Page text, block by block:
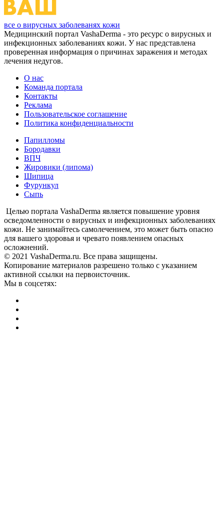
все о вирусных заболеванях кожи
Медицинский портал VashaDerma - это ресурс о вирусных и
инфекционных заболеваниях кожи. У нас представлена
проверенная информация о причинах заражения и методах
лечения недугов.
О нас
Команда портала
Контакты
Реклама
Пользовательское соглашение
Политика конфиденциальности
Папилломы
Бородавки
ВПЧ
Жировики (липома)
Шипица
Фурункул
Сыпь
Целью портала VashaDerma является повышение уровня
осведомленности о вирусных и инфекционных заболеваниях
кожи. Не занимайтесь самолечением, это может быть опасно
для вашего здоровья и чревато появлением опасных
осложнений.
© 2021 VashaDerma.ru. Все права защищены.
Копирование материалов разрешено только с указанием
активной ссылки на первоисточник.
Мы в соцсетях: